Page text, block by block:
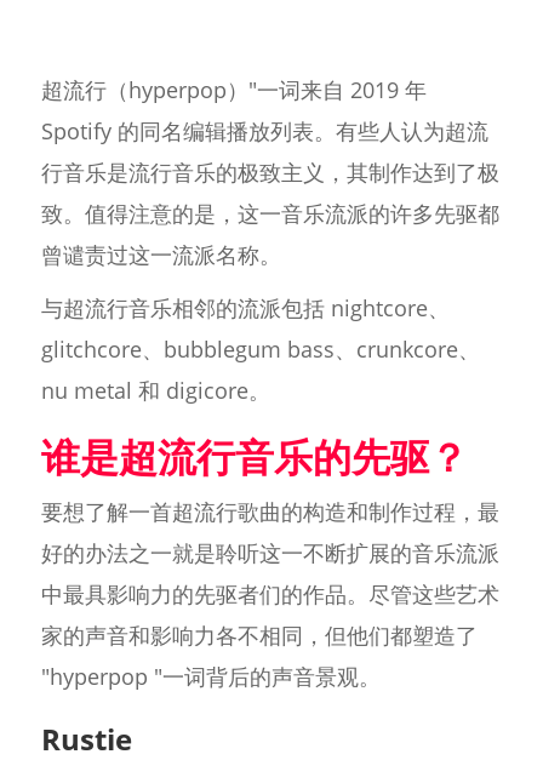
超流行（hyperpop）"一词来自 2019 年
Spotify 的同名编辑播放列表。有些人认为超流
行音乐是流行音乐的极致主义，其制作达到了极
致。值得注意的是，这一音乐流派的许多先驱都
曾谴责过这一流派名称。
与超流行音乐相邻的流派包括 nightcore、
glitchcore、bubblegum bass、crunkcore、
nu metal 和 digicore。
谁是超流行音乐的先驱？
要想了解一首超流行歌曲的构造和制作过程，最
好的办法之一就是聆听这一不断扩展的音乐流派
中最具影响力的先驱者们的作品。尽管这些艺术
家的声音和影响力各不相同，但他们都塑造了
"hyperpop "一词背后的声音景观。
Rustie